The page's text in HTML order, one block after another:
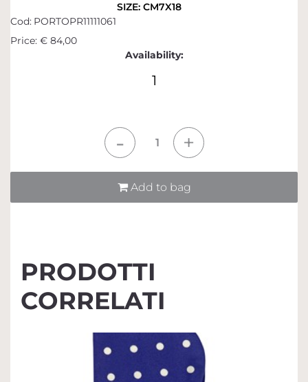
SIZE: CM7X18
Cod: PORTOPR11111061
Price: € 84,00
Availability:
1
Add to bag
PRODOTTI
CORRELATI